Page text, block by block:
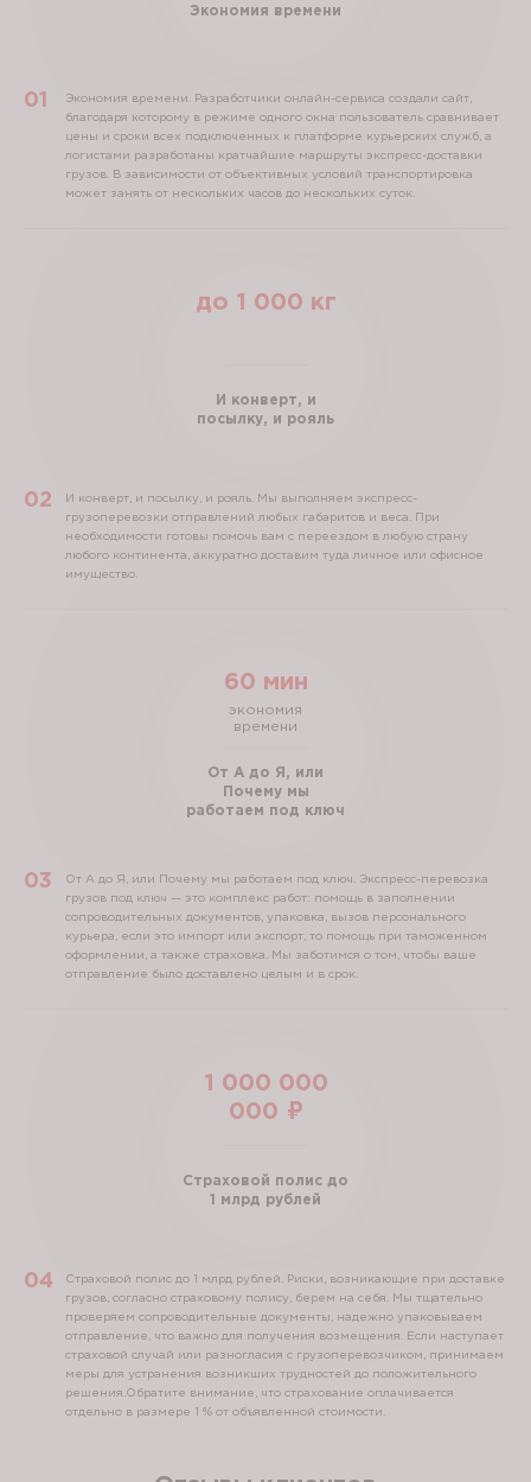
Экономия времени
Экономия времени. Разработчики онлайн-сервиса создали сайт,
благодаря которому в режиме одного окна пользователь сравнивает
цены и сроки всех подключенных к платформе курьерских служб, а
логистами разработаны кратчайшие маршруты экспресс-доставки
грузов. В зависимости от объективных условий транспортировка
может занять от нескольких часов до нескольких суток.
до 1 000 кг
И конверт, и
посылку, и рояль
И конверт, и посылку, и рояль. Мы выполняем экспресс-
грузоперевозки отправлений любых габаритов и веса. При
необходимости готовы помочь вам с переездом в любую страну
любого континента, аккуратно доставим туда личное или офисное
имущество.
60 мин
экономия
времени
От А до Я, или
Почему мы
работаем под ключ
От А до Я, или Почему мы работаем под ключ. Экспресс-перевозка
грузов под ключ — это комплекс работ: помощь в заполнении
сопроводительных документов, упаковка, вызов персонального
курьера, если это импорт или экспорт, то помощь при таможенном
оформлении, а также страховка. Мы заботимся о том, чтобы ваше
отправление было доставлено целым и в срок.
1 000 000
000 ₽
Страховой полис до
1 млрд рублей
Страховой полис до 1 млрд рублей. Риски, возникающие при доставке
грузов, согласно страховому полису, берем на себя. Мы тщательно
проверяем сопроводительные документы, надежно упаковываем
отправление, что важно для получения возмещения. Если наступает
страховой случай или разногласия с грузоперевозчиком, принимаем
меры для устранения возникших трудностей до положительного
решения.Обратите внимание, что страхование оплачивается
отдельно в размере 1 % от объявленной стоимости.